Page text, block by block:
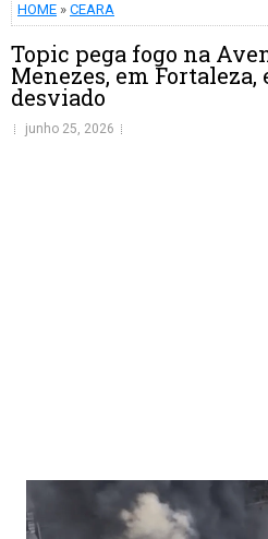
HOME » CEARA
Topic pega fogo na
Menezes, em Fortaleza,
desviado
junho 25, 2026